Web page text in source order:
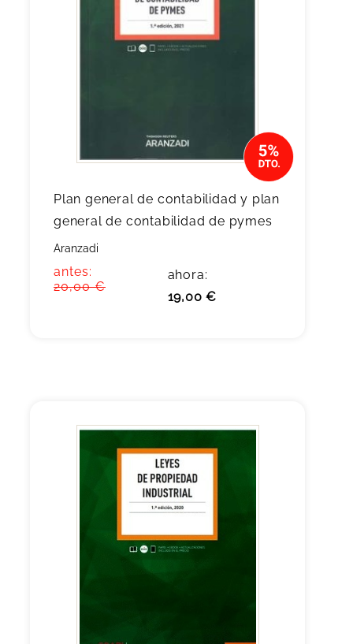
Plan general de contabilidad y plan
general de contabilidad de pymes
Aranzadi
antes:
20,00 €
ahora:
19,00 €